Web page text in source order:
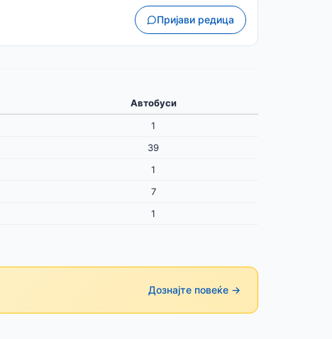
Пријави редица
Автобуси
1
39
1
7
1
Дознајте повеќе →